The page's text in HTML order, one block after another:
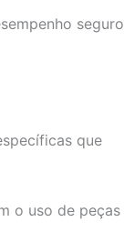
seguro
que
o uso de peças